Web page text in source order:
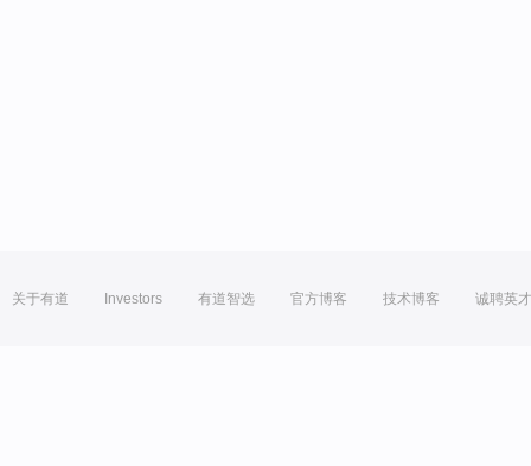
关于有道 Investors 有道智选 官方博客 技术博客 诚聘英才